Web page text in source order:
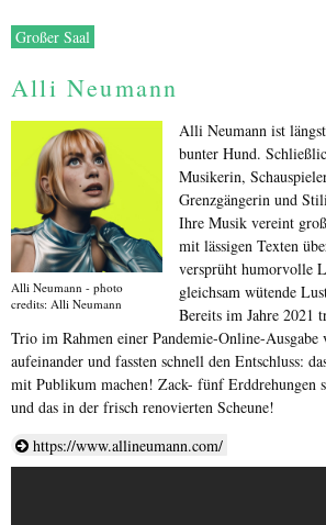
Großer Saal
Alli Neumann
Alli Neumann - photo
credits: Alli Neumann
Alli Neumann ist
bunter Hund.
Musikerin,
Grenzgängerin und
Ihre Musik vereint
mit lässigen Texten
versprüht humorvolle
gleichsam wütende
Bereits im Jahre 2021
Trio im Rahmen einer Pandemie-Online-
aufeinander und fassten schnell den Entschluss:
mit Publikum machen! Zack- fünf Erddrehungen
und das in der frisch renovierten Scheune!
https://www.allineumann.com/